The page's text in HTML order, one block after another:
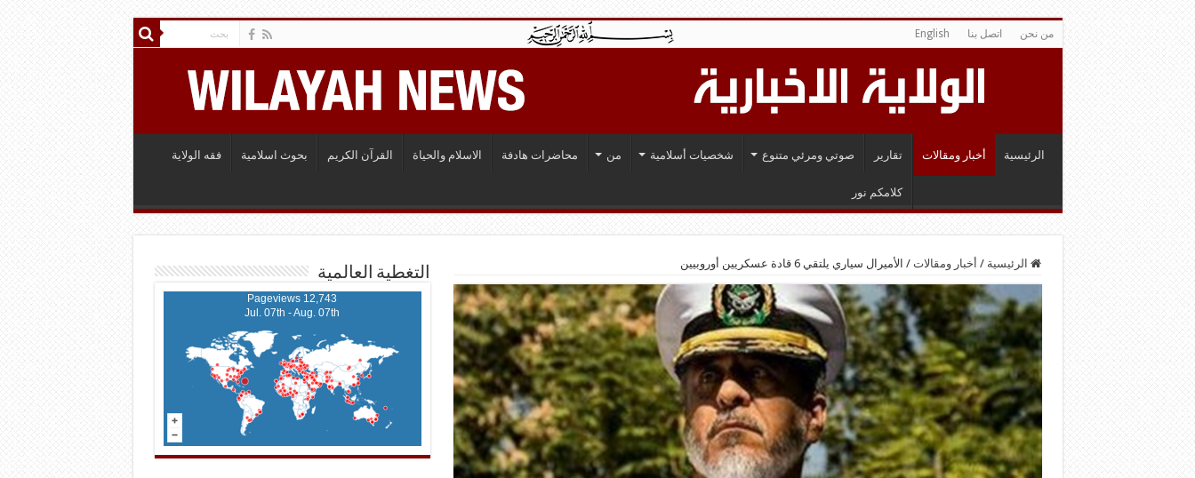
من نحن اتصل بنا English
الرئيسية أخبار ومقالات تقارير صوتي ومرئي متنوع شخصيات أسلامية من محاضرات هادفة الاسلام والحياة القرآن الكريم بحوث اسلامية فقه الولاية
كلامكم نور
الرئيسية / أخبار ومقالات / الأميرال سياري يلتقي 6 قادة عسكريين أوروبيين
التغطية العالمية
12,743 Pageviews
Jul. 07th - Aug. 07th